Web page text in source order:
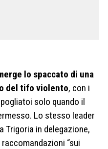
lo spaccato di una
del tifo violento, con i
solo quando il
Lo stesso leader
Trigoria in delegazione,
“sui